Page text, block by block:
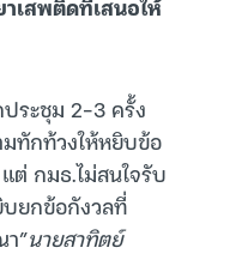
ประชุม 2-3 ครั้ง
ทักท้วงให้หยิบข้อ
ต่ กมธ.ไม่สนใจรับ
ยกข้อกังวลที่
”นายสาทิตย์